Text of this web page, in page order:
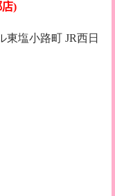
店)
東塩小路町 JR西日